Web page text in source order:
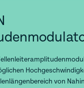
von